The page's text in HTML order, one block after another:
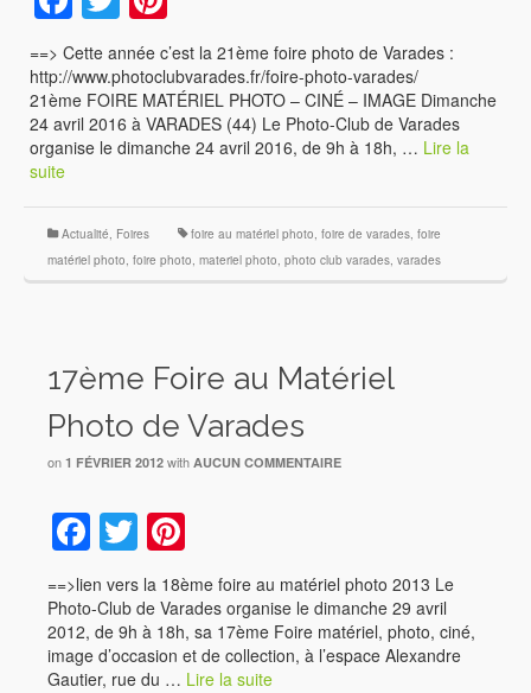
==> Cette année c’est la 21ème foire photo de Varades :
http://www.photoclubvarades.fr/foire-photo-varades/
21ème FOIRE MATÉRIEL PHOTO – CINÉ – IMAGE Dimanche
24 avril 2016 à VARADES (44) Le Photo-Club de Varades
organise le dimanche 24 avril 2016, de 9h à 18h, … Lire la
suite
Actualité, Foires foire au matériel photo, foire de varades, foire
matériel photo, foire photo, materiel photo, photo club varades, varades
17ème Foire au Matériel
Photo de Varades
on 1 FÉVRIER 2012 with AUCUN COMMENTAIRE
Facebook
Twitter
==>lien vers la 18ème foire au matériel photo 2013 Le
Photo-Club de Varades organise le dimanche 29 avril
2012, de 9h à 18h, sa 17ème Foire matériel, photo, ciné,
image d’occasion et de collection, à l’espace Alexandre
Gautier, rue du … Lire la suite